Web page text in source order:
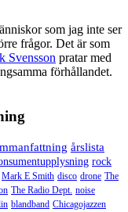
som jag inte ser
frågor. Det är som
Svensson pratar med
förhållandet.
årslista
rock
Mark E Smith disco drone The
The Radio Dept. noise
blandband Chicagojazzen